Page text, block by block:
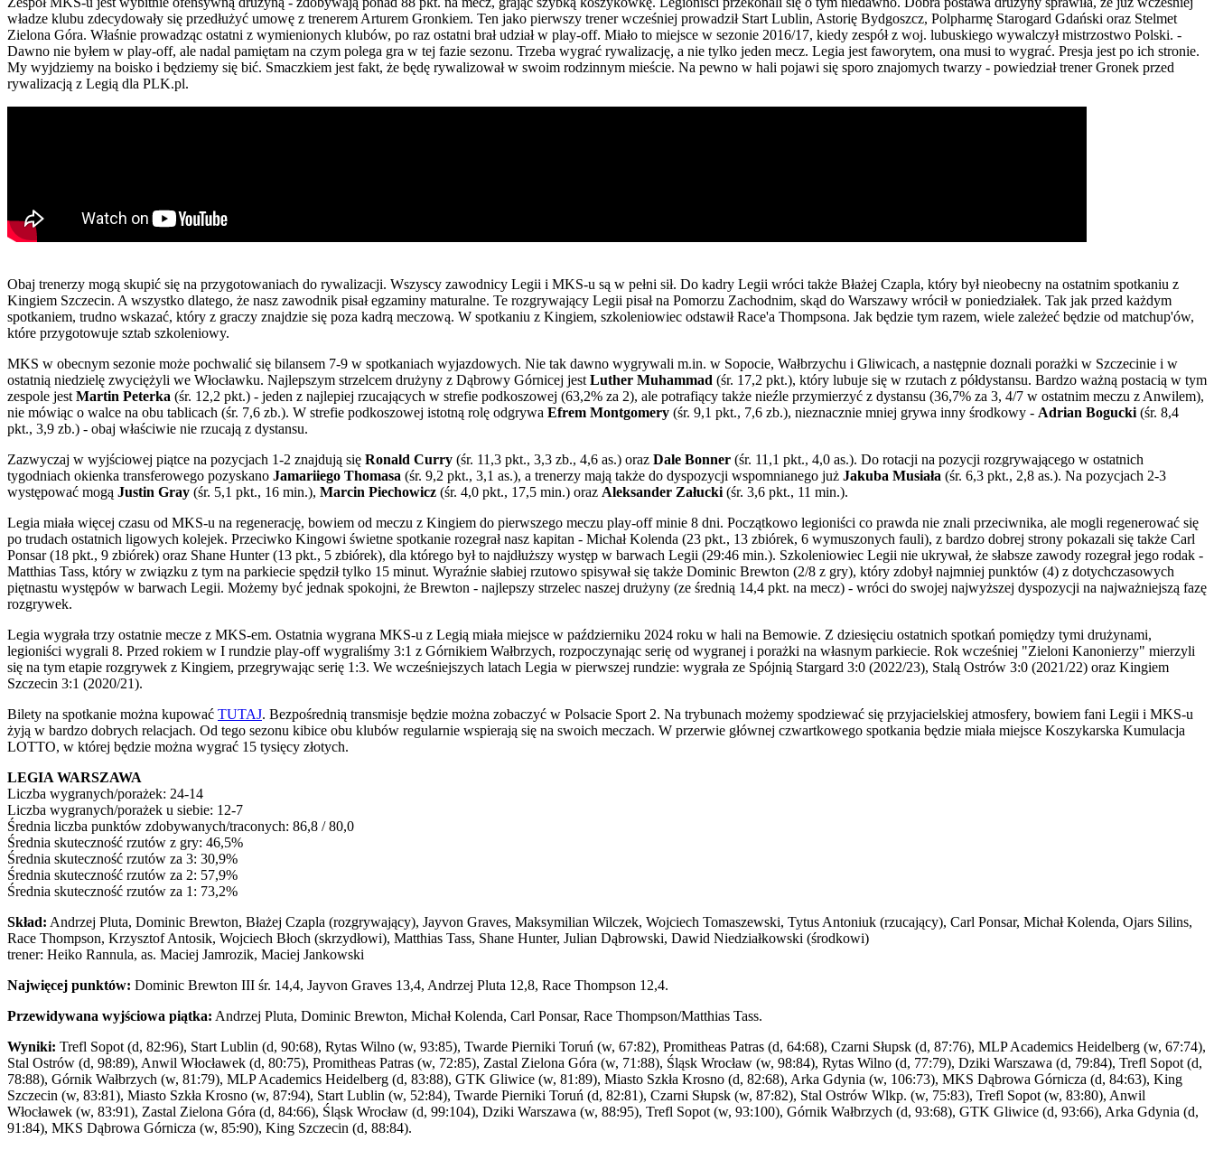
władze klubu zdecydowały się przedłużyć umowę z trenerem Arturem Gronkiem. Ten jako pierwszy trener wcześniej prowadził Start Lublin, Astorię Bydgoszcz, Polpharmę Starogard Gdański oraz Stelmet
Zielona Góra. Właśnie prowadząc ostatni z wymienionych klubów, po raz ostatni brał udział w play-off. Miało to miejsce w sezonie 2016/17, kiedy zespół z woj. lubuskiego wywalczył mistrzostwo Polski. -
Dawno nie byłem w play-off, ale nadal pamiętam na czym polega gra w tej fazie sezonu. Trzeba wygrać rywalizację, a nie tylko jeden mecz. Legia jest faworytem, ona musi to wygrać. Presja jest po ich stronie.
My wyjdziemy na boisko i będziemy się bić. Smaczkiem jest fakt, że będę rywalizował w swoim rodzinnym mieście. Na pewno w hali pojawi się sporo znajomych twarzy - powiedział trener Gronek przed
rywalizacją z Legią dla PLK.pl.
Obaj trenerzy mogą skupić się na przygotowaniach do rywalizacji. Wszyscy zawodnicy Legii i MKS-u są w pełni sił. Do kadry Legii wróci także Błażej Czapla, który był nieobecny na ostatnim spotkaniu z
Kingiem Szczecin. A wszystko dlatego, że nasz zawodnik pisał egzaminy maturalne. Te rozgrywający Legii pisał na Pomorzu Zachodnim, skąd do Warszawy wrócił w poniedziałek. Tak jak przed każdym
spotkaniem, trudno wskazać, który z graczy znajdzie się poza kadrą meczową. W spotkaniu z Kingiem, szkoleniowiec odstawił Race'a Thompsona. Jak będzie tym razem, wiele zależeć będzie od matchup'ów,
które przygotowuje sztab szkoleniowy.
MKS w obecnym sezonie może pochwalić się bilansem 7-9 w spotkaniach wyjazdowych. Nie tak dawno wygrywali m.in. w Sopocie, Wałbrzychu i Gliwicach, a następnie doznali porażki w Szczecinie i w
ostatnią niedzielę zwyciężyli we Włocławku. Najlepszym strzelcem drużyny z Dąbrowy Górnicej jest Luther Muhammad (śr. 17,2 pkt.), który lubuje się w rzutach z półdystansu. Bardzo ważną postacią w tym
zespole jest Martin Peterka (śr. 12,2 pkt.) - jeden z najlepiej rzucających w strefie podkoszowej (63,2% za 2), ale potrafiący także nieźle przymierzyć z dystansu (36,7% za 3, 4/7 w ostatnim meczu z Anwilem),
nie mówiąc o walce na obu tablicach (śr. 7,6 zb.). W strefie podkoszowej istotną rolę odgrywa Efrem Montgomery (śr. 9,1 pkt., 7,6 zb.), nieznacznie mniej grywa inny środkowy - Adrian Bogucki (śr. 8,4
pkt., 3,9 zb.) - obaj właściwie nie rzucają z dystansu.
Zazwyczaj w wyjściowej piątce na pozycjach 1-2 znajdują się Ronald Curry (śr. 11,3 pkt., 3,3 zb., 4,6 as.) oraz Dale Bonner (śr. 11,1 pkt., 4,0 as.). Do rotacji na pozycji rozgrywającego w ostatnich
tygodniach okienka transferowego pozyskano Jamariiego Thomasa (śr. 9,2 pkt., 3,1 as.), a trenerzy mają także do dyspozycji wspomnianego już Jakuba Musiała (śr. 6,3 pkt., 2,8 as.). Na pozycjach 2-3
występować mogą Justin Gray (śr. 5,1 pkt., 16 min.), Marcin Piechowicz (śr. 4,0 pkt., 17,5 min.) oraz Aleksander Załucki (śr. 3,6 pkt., 11 min.).
Legia miała więcej czasu od MKS-u na regenerację, bowiem od meczu z Kingiem do pierwszego meczu play-off minie 8 dni. Początkowo legioniści co prawda nie znali przeciwnika, ale mogli regenerować się
po trudach ostatnich ligowych kolejek. Przeciwko Kingowi świetne spotkanie rozegrał nasz kapitan - Michał Kolenda (23 pkt., 13 zbiórek, 6 wymuszonych fauli), z bardzo dobrej strony pokazali się także Carl
Ponsar (18 pkt., 9 zbiórek) oraz Shane Hunter (13 pkt., 5 zbiórek), dla którego był to najdłuższy występ w barwach Legii (29:46 min.). Szkoleniowiec Legii nie ukrywał, że słabsze zawody rozegrał jego rodak -
Matthias Tass, który w związku z tym na parkiecie spędził tylko 15 minut. Wyraźnie słabiej rzutowo spisywał się także Dominic Brewton (2/8 z gry), który zdobył najmniej punktów (4) z dotychczasowych
piętnastu występów w barwach Legii. Możemy być jednak spokojni, że Brewton - najlepszy strzelec naszej drużyny (ze średnią 14,4 pkt. na mecz) - wróci do swojej najwyższej dyspozycji na najważniejszą fazę
rozgrywek.
Legia wygrała trzy ostatnie mecze z MKS-em. Ostatnia wygrana MKS-u z Legią miała miejsce w październiku 2024 roku w hali na Bemowie. Z dziesięciu ostatnich spotkań pomiędzy tymi drużynami,
legioniści wygrali 8. Przed rokiem w I rundzie play-off wygraliśmy 3:1 z Górnikiem Wałbrzych, rozpoczynając serię od wygranej i porażki na własnym parkiecie. Rok wcześniej "Zieloni Kanonierzy" mierzyli
się na tym etapie rozgrywek z Kingiem, przegrywając serię 1:3. We wcześniejszych latach Legia w pierwszej rundzie: wygrała ze Spójnią Stargard 3:0 (2022/23), Stalą Ostrów 3:0 (2021/22) oraz Kingiem
Szczecin 3:1 (2020/21).
Bilety na spotkanie można kupować TUTAJ. Bezpośrednią transmisje będzie można zobaczyć w Polsacie Sport 2. Na trybunach możemy spodziewać się przyjacielskiej atmosfery, bowiem fani Legii i MKS-u
żyją w bardzo dobrych relacjach. Od tego sezonu kibice obu klubów regularnie wspierają się na swoich meczach. W przerwie głównej czwartkowego spotkania będzie miała miejsce Koszykarska Kumulacja
LOTTO, w której będzie można wygrać 15 tysięcy złotych.
LEGIA WARSZAWA
Liczba wygranych/porażek: 24-14
Liczba wygranych/porażek u siebie: 12-7
Średnia liczba punktów zdobywanych/traconych: 86,8 / 80,0
Średnia skuteczność rzutów z gry: 46,5%
Średnia skuteczność rzutów za 3: 30,9%
Średnia skuteczność rzutów za 2: 57,9%
Średnia skuteczność rzutów za 1: 73,2%
Skład: Andrzej Pluta, Dominic Brewton, Błażej Czapla (rozgrywający), Jayvon Graves, Maksymilian Wilczek, Wojciech Tomaszewski, Tytus Antoniuk (rzucający), Carl Ponsar, Michał Kolenda, Ojars Silins,
Race Thompson, Krzysztof Antosik, Wojciech Błoch (skrzydłowi), Matthias Tass, Shane Hunter, Julian Dąbrowski, Dawid Niedziałkowski (środkowi)
trener: Heiko Rannula, as. Maciej Jamrozik, Maciej Jankowski
Najwięcej punktów: Dominic Brewton III śr. 14,4, Jayvon Graves 13,4, Andrzej Pluta 12,8, Race Thompson 12,4.
Przewidywana wyjściowa piątka: Andrzej Pluta, Dominic Brewton, Michał Kolenda, Carl Ponsar, Race Thompson/Matthias Tass.
Wyniki: Trefl Sopot (d, 82:96), Start Lublin (d, 90:68), Rytas Wilno (w, 93:85), Twarde Pierniki Toruń (w, 67:82), Promitheas Patras (d, 64:68), Czarni Słupsk (d, 87:76), MLP Academics Heidelberg (w, 67:74),
Stal Ostrów (d, 98:89), Anwil Włocławek (d, 80:75), Promitheas Patras (w, 72:85), Zastal Zielona Góra (w, 71:88), Śląsk Wrocław (w, 98:84), Rytas Wilno (d, 77:79), Dziki Warszawa (d, 79:84), Trefl Sopot (d,
78:88), Górnik Wałbrzych (w, 81:79), MLP Academics Heidelberg (d, 83:88), GTK Gliwice (w, 81:89), Miasto Szkła Krosno (d, 82:68), Arka Gdynia (w, 106:73), MKS Dąbrowa Górnicza (d, 84:63), King
Szczecin (w, 83:81), Miasto Szkła Krosno (w, 87:94), Start Lublin (w, 52:84), Twarde Pierniki Toruń (d, 82:81), Czarni Słupsk (w, 87:82), Stal Ostrów Wlkp. (w, 75:83), Trefl Sopot (w, 83:80), Anwil
Włocławek (w, 83:91), Zastal Zielona Góra (d, 84:66), Śląsk Wrocław (d, 99:104), Dziki Warszawa (w, 88:95), Trefl Sopot (w, 93:100), Górnik Wałbrzych (d, 93:68), GTK Gliwice (d, 93:66), Arka Gdynia (d,
91:84), MKS Dąbrowa Górnicza (w, 85:90), King Szczecin (d, 88:84).